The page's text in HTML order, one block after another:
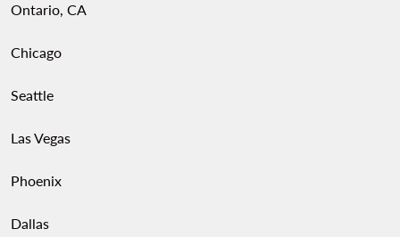
Ontario, CA
Chicago
Seattle
Las Vegas
Phoenix
Dallas